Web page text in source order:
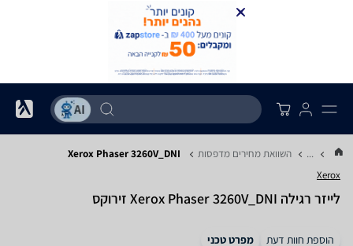
... השוואת מחירים מדפסות Xerox Phaser 3260V_DNI
Xerox
‏לייזר ‏רגילה Xerox Phaser 3260V_DNI זירוקס
הוספת חוות דעת מפרט טכני